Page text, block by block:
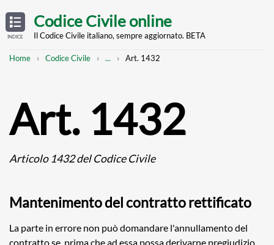
TABLE
OF
CONTENTS
INDICE
main
Codice Civile online
Il Codice Civile italiano, sempre aggiornato. BETA
Breadcrumb
Home Codice Civile
Mostra
... Art. 1432
Art. 1432
Articolo 1432 del Codice Civile
Mantenimento del contratto rettificato
La parte in errore non può domandare l'annullamento del
contratto se, prima che ad essa possa derivarne pregiudizio,